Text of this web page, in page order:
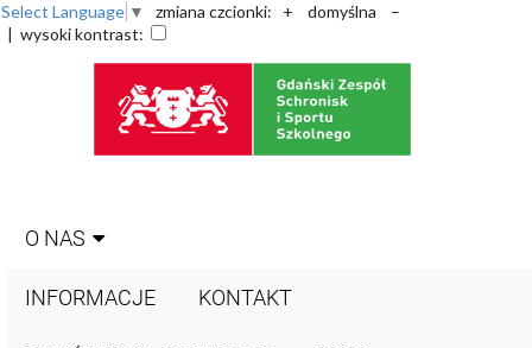
Select Language ▼ zmiana czcionki: + domyślna
–
| wysoki kontrast:
O NAS
INFORMACJE KONTAKT